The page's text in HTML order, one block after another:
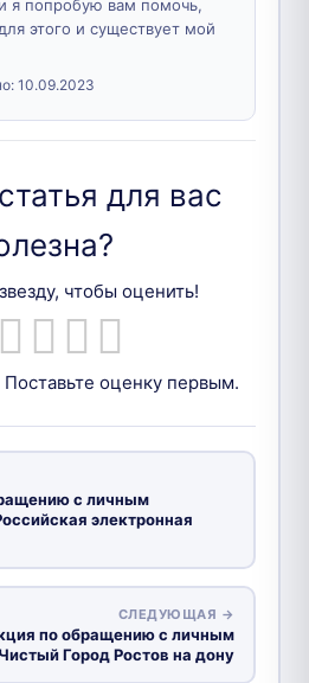
я попробую вам помочь,
этого и существует мой
10.09.2023
для вас
чтобы оценить!
оценку первым.
с личным
электронная
СЛЕДУЮЩАЯ →
по обращению с личным
Город Ростов на дону